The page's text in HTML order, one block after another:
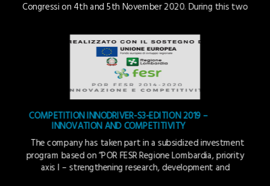
Congressi on 4th and 5th November 2020. During this two
technology : TSteel Copper Gold on stainless steel with
patterned finishing. Architect@Work is mainly aimed at a
[…]
COMPETITION INNODRIVER-S3-EDITION 2019 –
INNOVATION AND COMPETITIVITY
The company has taken part in a subsidized investment
program based on “POR FESR Regione Lombardia, priority
axis I – strengthening research, development and